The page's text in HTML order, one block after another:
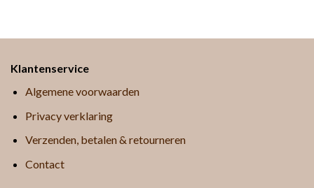
Klantenservice
Algemene voorwaarden
Privacy verklaring
Verzenden, betalen & retourneren
Contact